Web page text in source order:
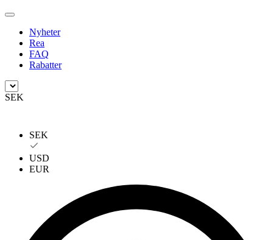
Nyheter
Rea
FAQ
Rabatter
SEK
SEK
USD
EUR